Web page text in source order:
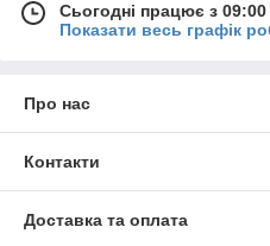
Сьогодні працює з
Показати весь графік
Про нас
Контакти
Доставка та оплата